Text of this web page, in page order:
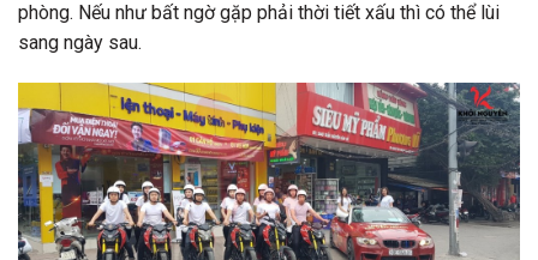
phòng. Nếu như bất ngờ gặp phải thời tiết xấu thì có thể lùi
sang ngày sau.